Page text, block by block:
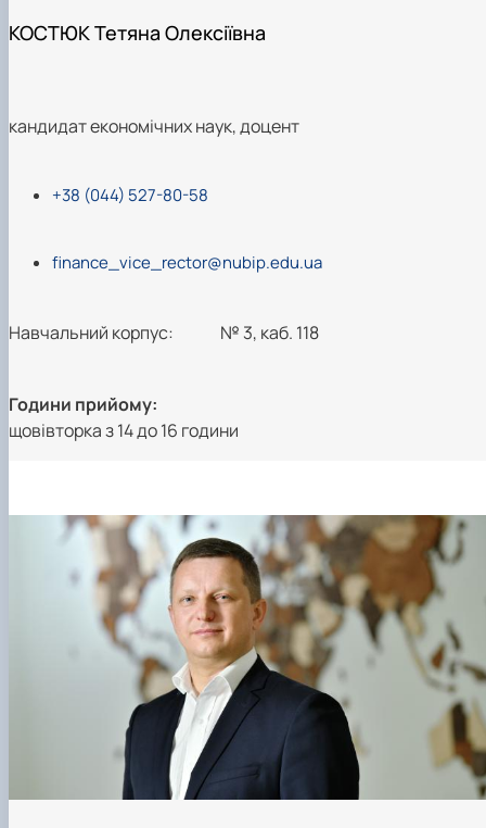
КОСТЮК Тетяна Олексіївна
кандидат економічних наук, доцент
+38 (044) 527-80-58
finance_vice_rector@nubip.edu.ua
Навчальний корпус: № 3, каб. 118
Години прийому:
щовівторка з 14 до 16 години